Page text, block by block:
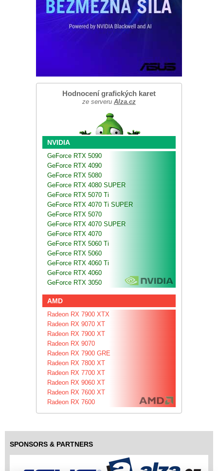
Hodnocení grafických karet
ze serveru Alza.cz
NVIDIA
GeForce RTX 5090
GeForce RTX 4090
GeForce RTX 5080
GeForce RTX 4080 SUPER
GeForce RTX 5070 Ti
GeForce RTX 4070 Ti SUPER
GeForce RTX 5070
GeForce RTX 4070 SUPER
GeForce RTX 4070
GeForce RTX 5060 Ti
GeForce RTX 5060
GeForce RTX 4060 Ti
GeForce RTX 4060
GeForce RTX 3050
AMD
Radeon RX 7900 XTX
Radeon RX 9070 XT
Radeon RX 7900 XT
Radeon RX 9070
Radeon RX 7900 GRE
Radeon RX 7800 XT
Radeon RX 7700 XT
Radeon RX 9060 XT
Radeon RX 7600 XT
Radeon RX 7600
SPONSORS & PARTNERS